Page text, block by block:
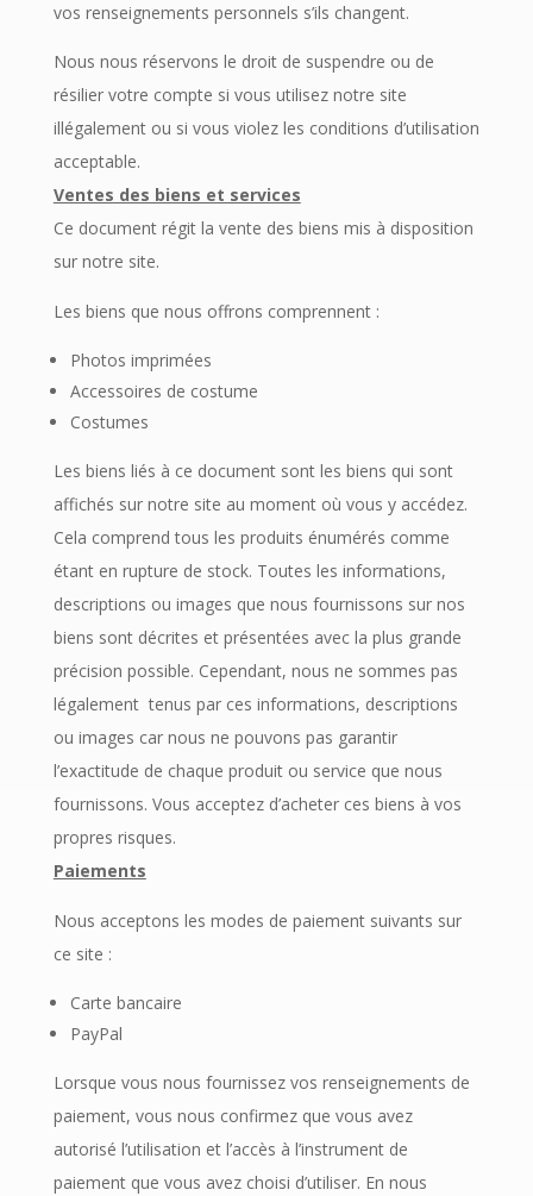
vos renseignements personnels s’ils changent.
Nous nous réservons le droit de suspendre ou de
résilier votre compte si vous utilisez notre site
illégalement ou si vous violez les conditions d’utilisation
acceptable.
Ventes des biens et services
Ce document régit la vente des biens mis à disposition
sur notre site.
Les biens que nous offrons comprennent :
Photos imprimées
Accessoires de costume
Costumes
Les biens liés à ce document sont les biens qui sont
affichés sur notre site au moment où vous y accédez.
Cela comprend tous les produits énumérés comme
étant en rupture de stock. Toutes les informations,
descriptions ou images que nous fournissons sur nos
biens sont décrites et présentées avec la plus grande
précision possible. Cependant, nous ne sommes pas
légalement tenus par ces informations, descriptions
ou images car nous ne pouvons pas garantir
l’exactitude de chaque produit ou service que nous
fournissons. Vous acceptez d’acheter ces biens à vos
propres risques.
Paiements
Nous acceptons les modes de paiement suivants sur
ce site :
Carte bancaire
PayPal
Lorsque vous nous fournissez vos renseignements de
paiement, vous nous confirmez que vous avez
autorisé l’utilisation et l’accès à l’instrument de
paiement que vous avez choisi d’utiliser. En nous